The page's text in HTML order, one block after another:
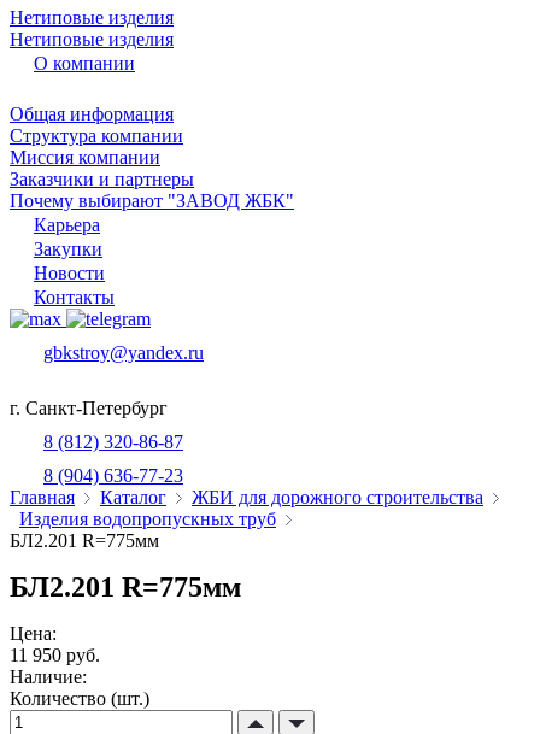
Нетиповые изделия
Нетиповые изделия
О компании
Общая информация
Структура компании
Миссия компании
Заказчики и партнеры
Почему выбирают "ЗАВОД ЖБК"
Карьера
Закупки
Новости
Контакты
gbkstroy@yandex.ru
г. Санкт-Петербург
8 (812) 320-86-87
8 (904) 636-77-23
Главная
Каталог
ЖБИ для дорожного строительства
Изделия водопропускных труб
БЛ2.201 R=775мм
БЛ2.201 R=775мм
Цена:
11 950 руб.
Наличие:
Количество (шт.)